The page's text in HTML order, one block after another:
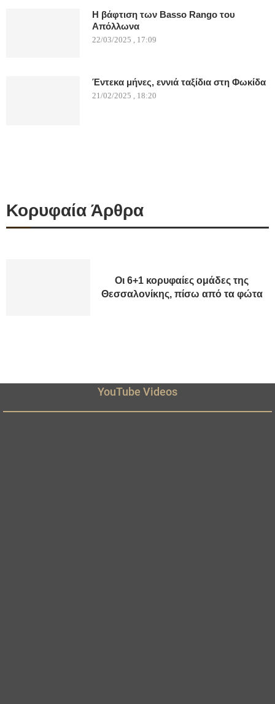
Η βάφτιση των Basso Rango του
Απόλλωνα
22/03/2025 , 17:09
Έντεκα μήνες, εννιά ταξίδια στη Φωκίδα
21/02/2025 , 18:20
Κορυφαία Άρθρα
Οι 6+1 κορυφαίες ομάδες της
Θεσσαλονίκης, πίσω από τα φώτα
YouTube Videos